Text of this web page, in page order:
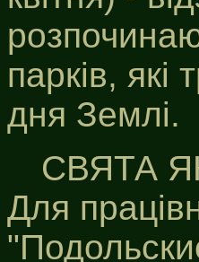
парків,
дня Землі.
СВЯТА
Для